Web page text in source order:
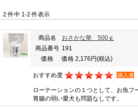
2 件中 1-2 件表示
商品名
おさかな華 500ｇ
商品番号 191
価格
価格 2,176円(税込)
おすすめ度 購入者
ローテーションの１つとして、お魚フ
胃腸の弱い愛犬も問題なしです。